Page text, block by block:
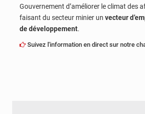
Gouvernement d’améliorer le climat des
faisant du secteur minier un vecteur
de développement.
Suivez l'information en direct sur notre